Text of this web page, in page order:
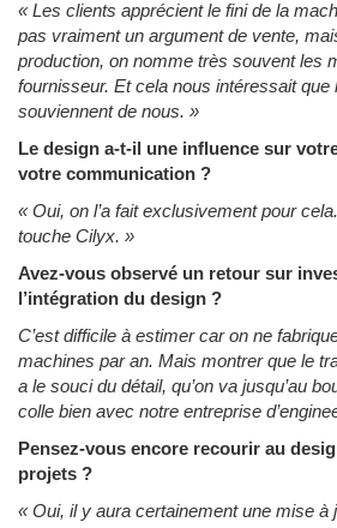
« Les clients apprécient le fini de la
pas vraiment un argument de vente,
production, on nomme très souvent les
fournisseur. Et cela nous intéressait que
souviennent de nous. »
Le design a-t-il une influence sur
votre communication ?
« Oui, on l’a fait exclusivement pour
touche Cilyx. »
Avez-vous observé un retour sur
l’intégration du design ?
C’est difficile à estimer car on ne
machines par an. Mais montrer que le
a le souci du détail, qu’on va jusqu’au
colle bien avec notre entreprise
Pensez-vous encore recourir au
projets ?
« Oui, il y aura certainement une mise à